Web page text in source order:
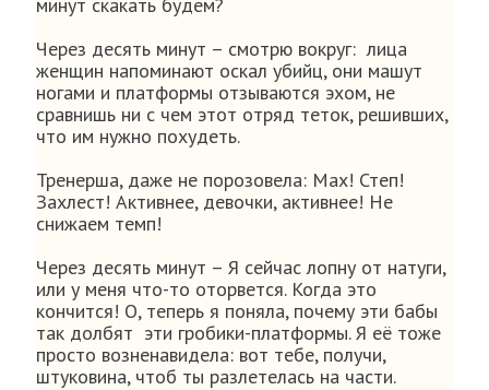
Через десять минут – смотрю вокруг: лица
женщин напоминают оскал убийц, они машут
ногами и платформы отзываются эхом, не
сравнишь ни с чем этот отряд теток, решивших,
что им нужно похудеть.
Тренерша, даже не порозовела: Мах! Степ!
Захлест! Активнее, девочки, активнее! Не
снижаем темп!
Через десять минут – Я сейчас лопну от натуги,
или у меня что-то оторвется. Когда это
кончится! О, теперь я поняла, почему эти бабы
так долбят эти гробики-платформы. Я её тоже
просто возненавидела: вот тебе, получи,
штуковина, чтоб ты разлетелась на части.